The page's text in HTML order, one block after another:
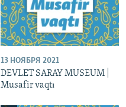
13 НОЯБРЯ 2021
DEVLET SARAY MUSEUM |
Musafir vaqtı